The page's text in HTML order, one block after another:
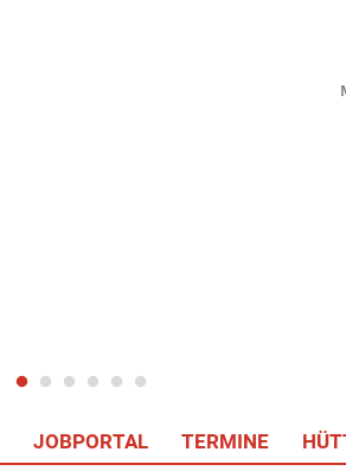
JOBPORTAL TERMINE